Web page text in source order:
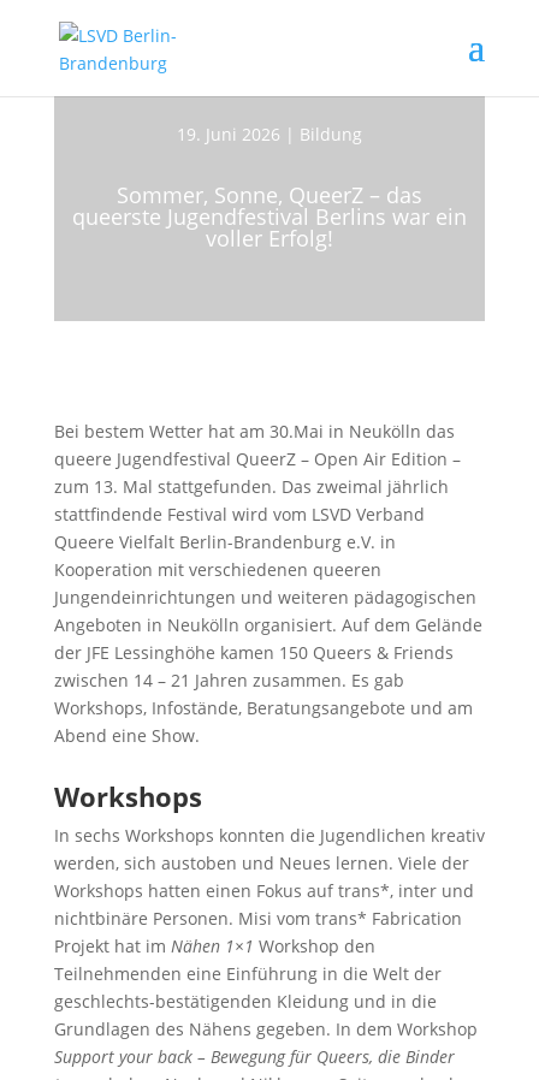
19. Juni 2026 | Bildung
Sommer, Sonne, QueerZ – das
queerste Jugendfestival Berlins war ein
voller Erfolg!
Bei bestem Wetter hat am 30.Mai in Neukölln das
queere Jugendfestival QueerZ – Open Air Edition –
zum 13. Mal stattgefunden. Das zweimal jährlich
stattfindende Festival wird vom LSVD Verband
Queere Vielfalt Berlin-Brandenburg e.V. in
Kooperation mit verschiedenen queeren
Jungendeinrichtungen und weiteren pädagogischen
Angeboten in Neukölln organisiert. Auf dem Gelände
der JFE Lessinghöhe kamen 150 Queers & Friends
zwischen 14 – 21 Jahren zusammen. Es gab
Workshops, Infostände, Beratungsangebote und am
Abend eine Show.
Workshops
In sechs Workshops konnten die Jugendlichen kreativ
werden, sich austoben und Neues lernen. Viele der
Workshops hatten einen Fokus auf trans*, inter und
nichtbinäre Personen. Misi vom trans* Fabrication
Projekt hat im Nähen 1×1 Workshop den
Teilnehmenden eine Einführung in die Welt der
geschlechts-bestätigenden Kleidung und in die
Grundlagen des Nähens gegeben. In dem Workshop
Support your back – Bewegung für Queers, die Binder